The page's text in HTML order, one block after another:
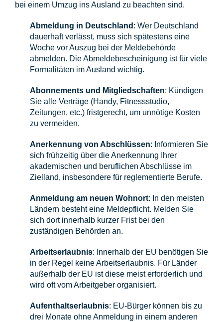
bei einem Umzug ins Ausland zu beachten sind.
Abmeldung in Deutschland : Wer Deutschland
dauerhaft verlässt, muss sich spätestens eine
Woche vor Auszug bei der Meldebehörde
abmelden. Die Abmeldebescheinigung ist für viele
Formalitäten im Ausland wichtig.
Abonnements und Mitgliedschaften: Kündigen
Sie alle Verträge (Handy, Fitnessstudio,
Zeitungen, etc.) fristgerecht, um unnötige Kosten
zu vermeiden.
Anerkennung von Abschlüssen: Informieren Sie
sich frühzeitig über die Anerkennung Ihrer
akademischen und beruflichen Abschlüsse im
Zielland, insbesondere für reglementierte Berufe.
Anmeldung am neuen Wohnort: In den meisten
Ländern besteht eine Meldepflicht. Melden Sie
sich dort innerhalb kurzer Frist bei den
zuständigen Behörden an.
Arbeitserlaubnis: Innerhalb der EU benötigen Sie
in der Regel keine Arbeitserlaubnis. Für Länder
außerhalb der EU ist diese meist erforderlich und
wird oft vom Arbeitgeber organisiert.
Aufenthaltserlaubnis: EU-Bürger können bis zu
drei Monate ohne Anmeldung in einem anderen